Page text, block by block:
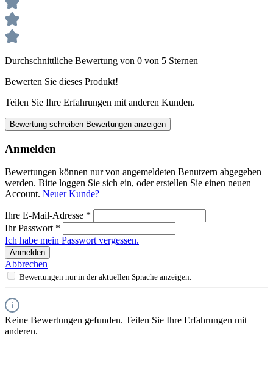
Durchschnittliche Bewertung von 0 von 5 Sternen
Bewerten Sie dieses Produkt!
Teilen Sie Ihre Erfahrungen mit anderen Kunden.
Bewertung schreiben Bewertungen anzeigen
Anmelden
Bewertungen können nur von angemeldeten Benutzern abgegeben
werden. Bitte loggen Sie sich ein, oder erstellen Sie einen neuen
Account. Neuer Kunde?
Ihre E-Mail-Adresse *
Ihr Passwort *
Ich habe mein Passwort vergessen.
Anmelden
Abbrechen
Bewertungen nur in der aktuellen Sprache anzeigen.
Keine Bewertungen gefunden. Teilen Sie Ihre Erfahrungen mit
anderen.